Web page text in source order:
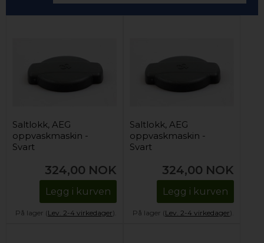
Saltlokk, AEG
oppvaskmaskin -
Svart
324,00 NOK
Legg i kurven
På lager (Lev. 2-4 virkedager).
Saltlokk, AEG
oppvaskmaskin -
Svart
324,00 NOK
Legg i kurven
På lager (Lev. 2-4 virkedager).